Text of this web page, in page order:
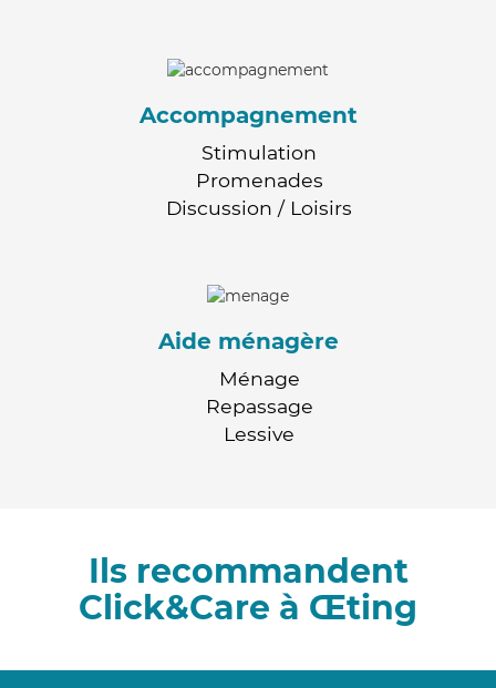
Accompagnement
Stimulation
Promenades
Discussion / Loisirs
Aide ménagère
Ménage
Repassage
Lessive
Ils recommandent
Click&Care à Œting